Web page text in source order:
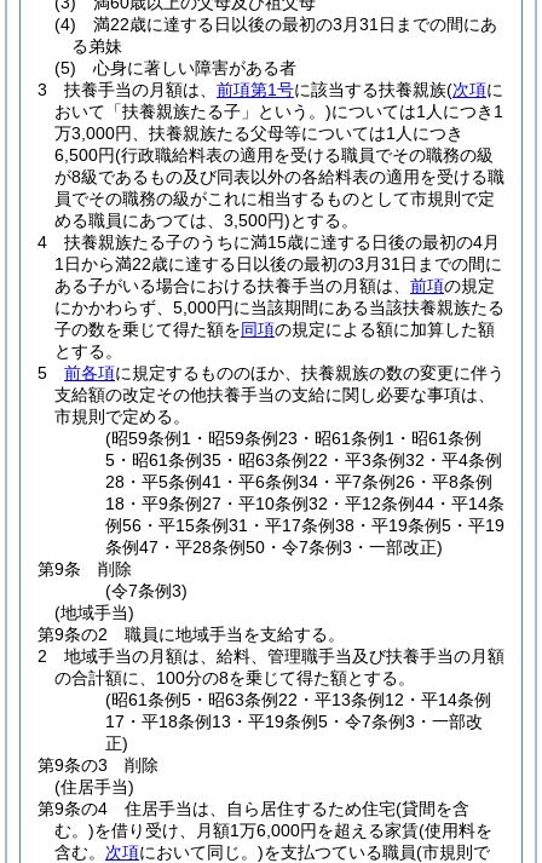
(4)
満22歳に達する日以後の最初の3月31日までの間にあ
る弟妹
(5)
心身に著しい障害がある者
3
扶養手当の月額は、 前項第1号に該当する扶養親族(次項に
おいて「扶養親族たる子」という。)については1人につき1
万3,000円、扶養親族たる父母等については1人につき
6,500円(行政職給料表の適用を受ける職員でその職務の級
が8級であるもの及び同表以外の各給料表の適用を受ける職
員でその職務の級がこれに相当するものとして市規則で定
める職員にあつては、3,500円)とする。
4
扶養親族たる子のうちに満15歳に達する日後の最初の4月
1日から満22歳に達する日以後の最初の3月31日までの間に
ある子がいる場合における扶養手当の月額は、 前項の規定
にかかわらず、5,000円に当該期間にある当該扶養親族たる
子の数を乗じて得た額を同項の規定による額に加算した額
とする。
5
前各項に規定するもののほか、扶養親族の数の変更に伴う
支給額の改定その他扶養手当の支給に関し必要な事項は、
市規則で定める。
(昭59条例1・昭59条例23・昭61条例1・昭61条例
5・昭61条例35・昭63条例22・平3条例32・平4条例
28・平5条例41・平6条例34・平7条例26・平8条例
18・平9条例27・平10条例32・平12条例44・平14条
例56・平15条例31・平17条例38・平19条例5・平19
条例47・平28条例50・令7条例3・一部改正)
第9条
削除
(令7条例3)
(地域手当)
第9条の2
職員に地域手当を支給する。
2
地域手当の月額は、給料、管理職手当及び扶養手当の月額
の合計額に、100分の8を乗じて得た額とする。
(昭61条例5・昭63条例22・平13条例12・平14条例
17・平18条例13・平19条例5・令7条例3・一部改
正)
第9条の3
削除
(住居手当)
第9条の4
住居手当は、自ら居住するため住宅(貸間を含
む。)を借り受け、月額1万6,000円を超える家賃(使用料を
含む。 次項において同じ。)を支払つている職員(市規則で